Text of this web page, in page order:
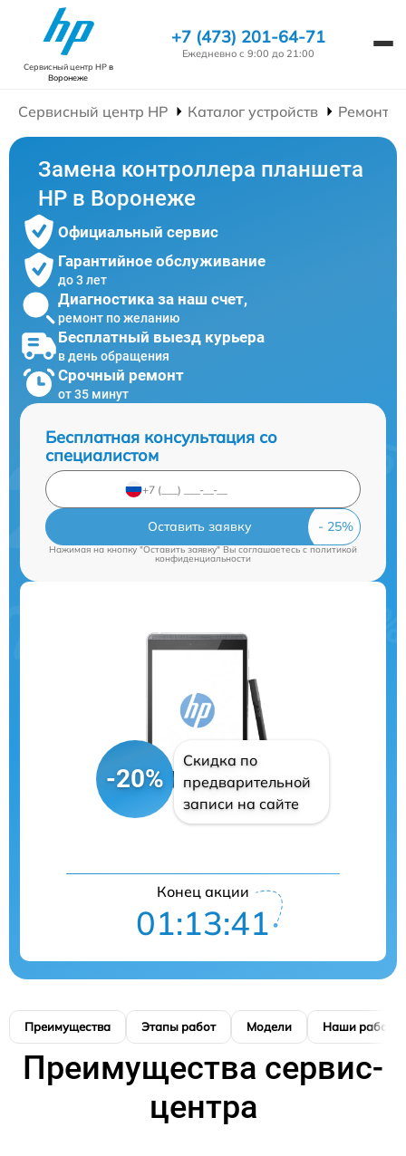
Сервисный центр HPв
Воронеже
+7 (473) 201-64-71
Ежедневно с 9:00 до 21:00
Сервисный центр HP Каталог устройств Ремонт
Замена контроллера планшета
HP в Воронеже
Официальный сервис
Гарантийное обслуживание
до 3 лет
Диагностика за наш счет,
ремонт по желанию
Бесплатный выезд курьера
в день обращения
Срочный ремонт
от 35 минут
Бесплатная консультация со
специалистом
Оставить заявку
Нажимая на кнопку "Оставить заявку" Вы соглашаетесь cполитикой
конфиденциальности
-20%
Скидка по
предварительной
записи на сайте
Конец акции
01:13:41
Преимущества Этапы работ Модели Наши работы
Преимущества сервис-
центра